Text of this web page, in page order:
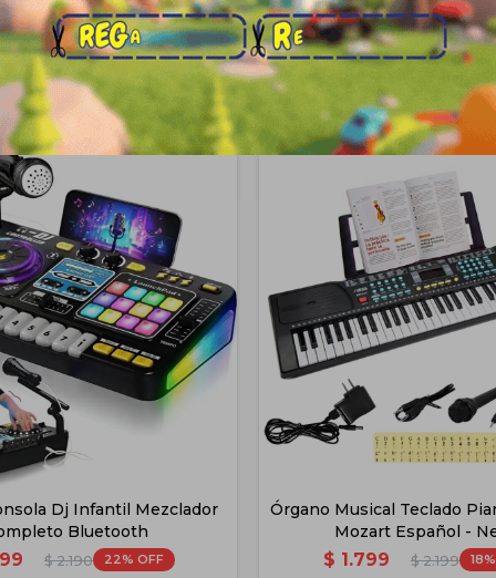
que te pueden
Dj Infantil Mezclador
Bluetooth
$ 2.190 22
Órgano Musical Teclado
Mozart Español -
$ 1.799 $ 2.199 18